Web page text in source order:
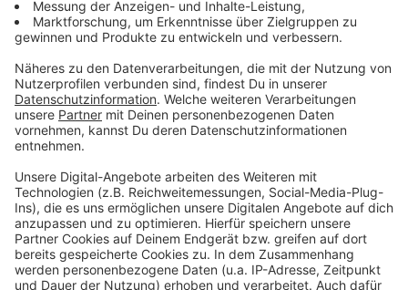
Anzeige
Hier informiert der ADAC
In Düsseldorf gibt es immer mehr E-Ladesäulen